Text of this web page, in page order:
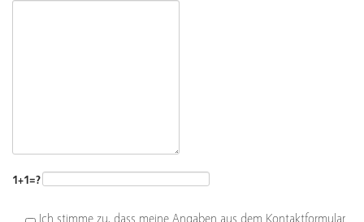
1+1=?
Ich stimme zu, dass meine Angaben aus dem Kontaktformular